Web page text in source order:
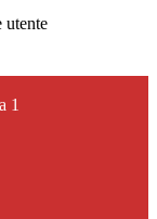
utente
1